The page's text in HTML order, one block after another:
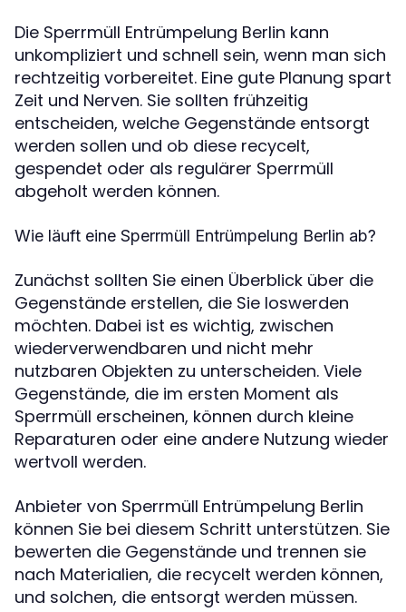
Die Sperrmüll Entrümpelung Berlin kann
unkompliziert und schnell sein, wenn man sich
rechtzeitig vorbereitet. Eine gute Planung spart
Zeit und Nerven. Sie sollten frühzeitig
entscheiden, welche Gegenstände entsorgt
werden sollen und ob diese recycelt,
gespendet oder als regulärer Sperrmüll
abgeholt werden können.
Wie läuft eine Sperrmüll Entrümpelung Berlin ab?
Zunächst sollten Sie einen Überblick über die
Gegenstände erstellen, die Sie loswerden
möchten. Dabei ist es wichtig, zwischen
wiederverwendbaren und nicht mehr
nutzbaren Objekten zu unterscheiden. Viele
Gegenstände, die im ersten Moment als
Sperrmüll erscheinen, können durch kleine
Reparaturen oder eine andere Nutzung wieder
wertvoll werden.
Anbieter von Sperrmüll Entrümpelung Berlin
können Sie bei diesem Schritt unterstützen. Sie
bewerten die Gegenstände und trennen sie
nach Materialien, die recycelt werden können,
und solchen, die entsorgt werden müssen.